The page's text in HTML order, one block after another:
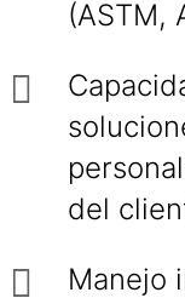
(ASTM,
del
Manejo